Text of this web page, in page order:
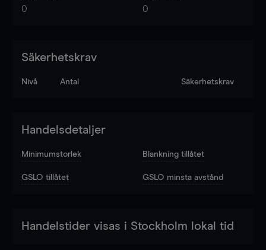
0 0
Säkerhetskrav
Nivå Antal Säkerhetskrav
Handelsdetaljer
Minimumstorlek Blankning tillåtet
GSLO tillåtet GSLO minsta avstånd
Handelstider visas i Stockholm lokal tid